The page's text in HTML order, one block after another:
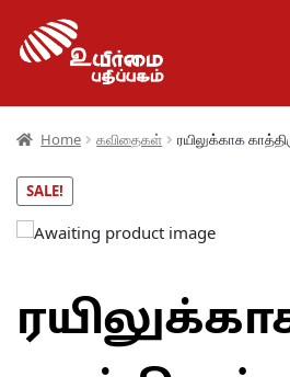
Home கவிதைகள் ரயிலுக்காக
SALE!